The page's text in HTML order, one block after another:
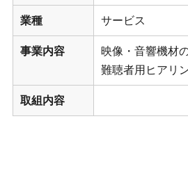
業種 サービス
事業内容
映像・音響機材
難聴者用ヒアリ
取組内容